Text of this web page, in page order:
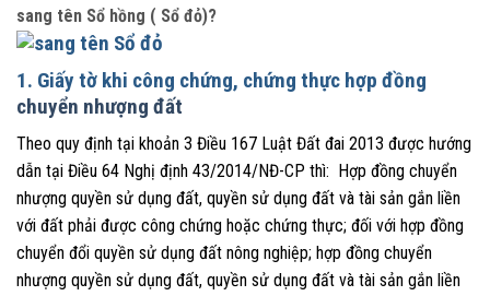
sang tên Sổ hồng ( Sổ đỏ)?
1. Giấy tờ khi công chứng, chứng thực hợp đồng
chuyển nhượng đất
Theo quy định tại khoản 3 Điều 167 Luật Đất đai 2013 được hướng
dẫn tại Điều 64 Nghị định 43/2014/NĐ-CP thì: Hợp đồng chuyển
nhượng quyền sử dụng đất, quyền sử dụng đất và tài sản gắn liền
với đất phải được công chứng hoặc chứng thực; đối với hợp đồng
chuyển đổi quyền sử dụng đất nông nghiệp; hợp đồng chuyển
nhượng quyền sử dụng đất, quyền sử dụng đất và tài sản gắn liền